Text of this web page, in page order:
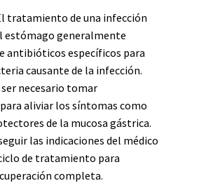
tratamiento de una infección
estómago generalmente
antibióticos específicos para
causante de la infección.
necesario tomar
aliviar los síntomas como
de la mucosa gástrica.
las indicaciones del médico
de tratamiento para
completa.